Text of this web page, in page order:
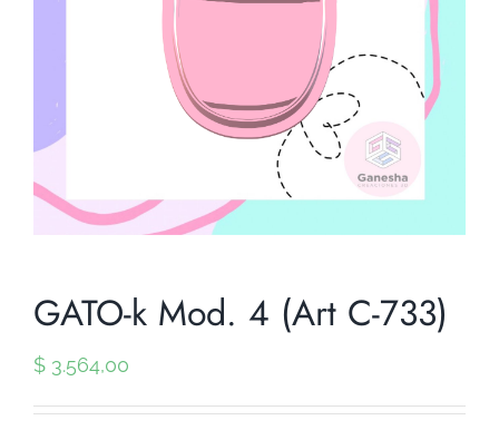
GATO-k Mod. 4 (Art C-733)
$ 3.564,00